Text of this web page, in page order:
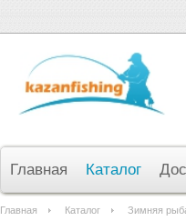
Главная Каталог
Главная Каталог Зимняя